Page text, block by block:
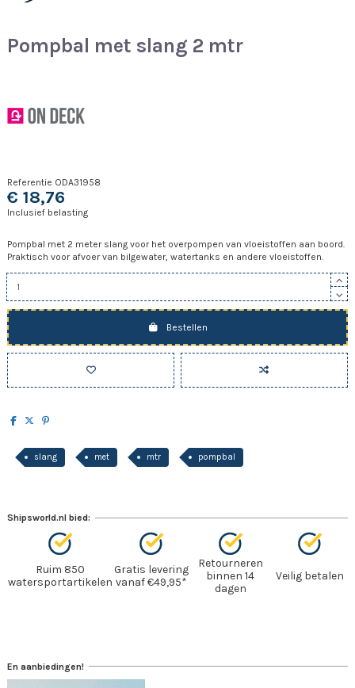
Pompbal met slang 2 mtr
Referentie ODA31958
€ 18,76
Inclusief belasting
Pompbal met 2 meter slang voor het overpompen van vloeistoffen aan boord.
Praktisch voor afvoer van bilgewater, watertanks en andere vloeistoffen.
Bestellen
slang met mtr pompbal
Shipsworld.nl bied:
Ruim 850
watersportartikelen
Gratis levering
vanaf €49,95*
Retourneren
binnen 14
dagen
Veilig betalen
En aanbiedingen!